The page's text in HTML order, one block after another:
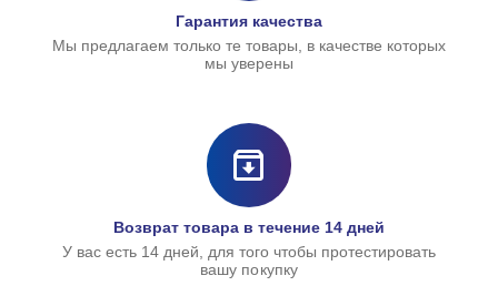
Гарантия качества
Мы предлагаем только те товары, в качестве которых
мы уверены
Возврат товара в течение 14 дней
У вас есть 14 дней, для того чтобы протестировать
вашу покупку